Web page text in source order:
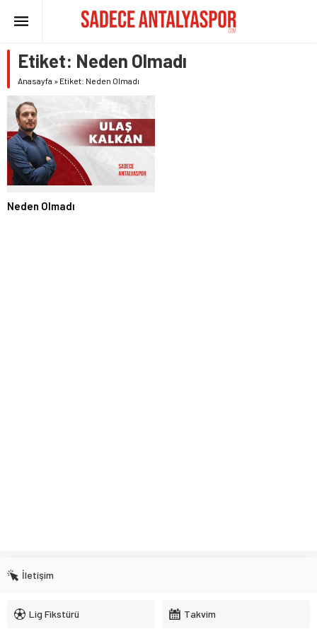
Etiket: Neden Olmadı
Anasayfa » Etiket: Neden Olmadı
Neden Olmadı
İletişim
Lig Fikstürü Takvim